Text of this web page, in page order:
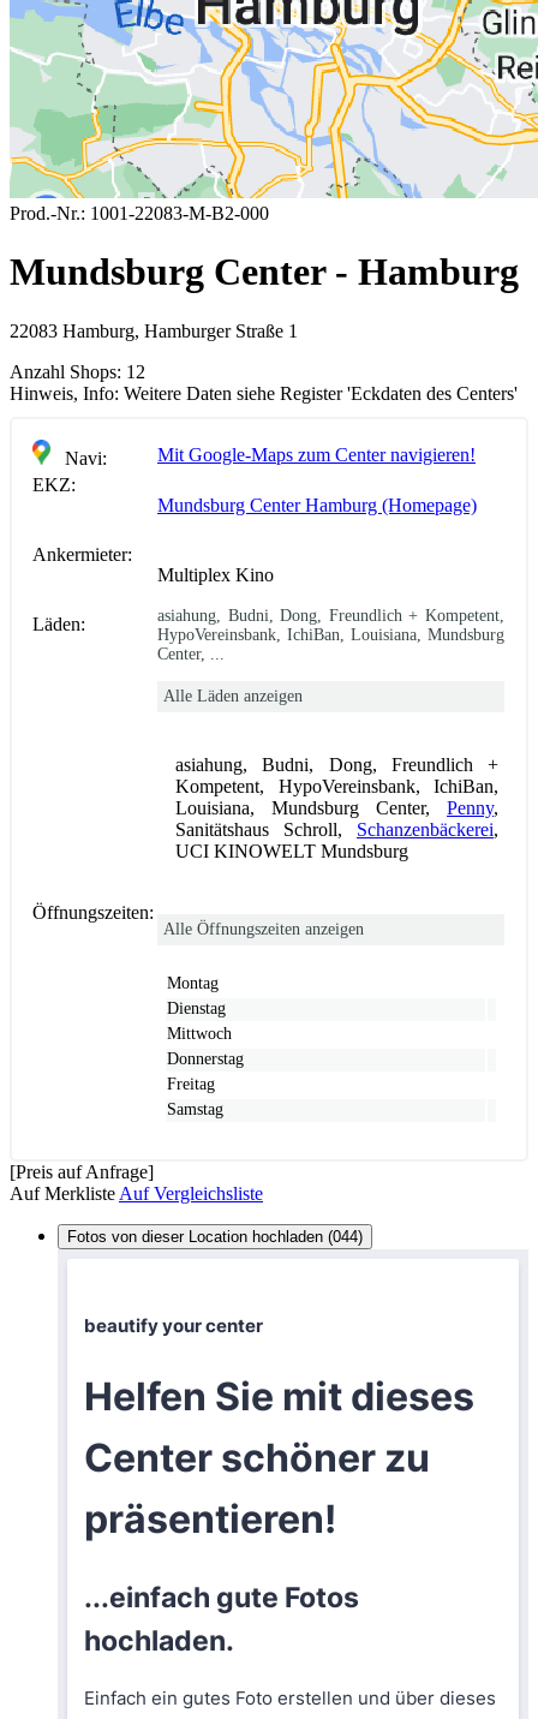
Prod.-Nr.: 1001-22083-M-B2-000
Mundsburg Center - Hamburg
22083 Hamburg, Hamburger Straße 1
Anzahl Shops: 12
Hinweis, Info: Weitere Daten siehe Register 'Eckdaten des Centers'
Navi:
Mit Google-Maps zum Center navigieren!
EKZ:
Mundsburg Center Hamburg (Homepage)
Ankermieter:
Multiplex Kino
Läden:
asiahung, Budni, Dong, Freundlich + Kompetent,
HypoVereinsbank, IchiBan, Louisiana, Mundsburg
Center, ...
Alle Läden anzeigen
asiahung, Budni, Dong, Freundlich +
Kompetent, HypoVereinsbank, IchiBan,
Louisiana, Mundsburg Center, Penny,
Sanitätshaus Schroll, Schanzenbäckerei,
UCI KINOWELT Mundsburg
Öffnungszeiten:
Alle Öffnungszeiten anzeigen
Montag
Dienstag
Mittwoch
Donnerstag
Freitag
Samstag
[Preis auf Anfrage]
Auf Merkliste Auf Vergleichsliste
Fotos von dieser Location hochladen (044)